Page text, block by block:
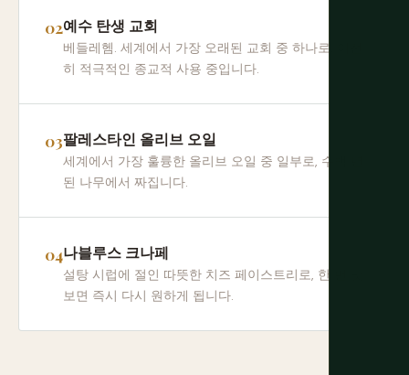
예수 탄생 교회
베들레헴. 세계에서 가장 오래된 교회 중 하나로, 여전
히 적극적인 종교적 사용 중입니다.
팔레스타인 올리브 오일
세계에서 가장 훌륭한 올리브 오일 중 일부로, 수백 년
된 나무에서 짜집니다.
나블루스 크나페
설탕 시럽에 절인 따뜻한 치즈 페이스트리로, 한 번 맛
보면 즉시 다시 원하게 됩니다.